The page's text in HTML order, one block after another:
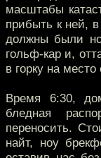
масштабы
прибыть к ней,
должны были
гольф-кар и,
в горку на
Время 6:30,
бледная
переносить.
найт, ноу